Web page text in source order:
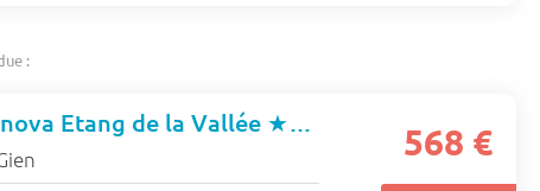
:
Etang de la Vallée ★★★ 568 €